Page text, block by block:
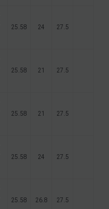
25.58 24 27.5
25.58 21 27.5
25.58 21 27.5
25.58 24 27.5
25.58 26.8 27.5